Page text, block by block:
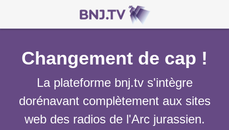
Changement de cap !
La plateforme bnj.tv s'intègre
dorénavant complètement aux sites
web des radios de l'Arc jurassien.